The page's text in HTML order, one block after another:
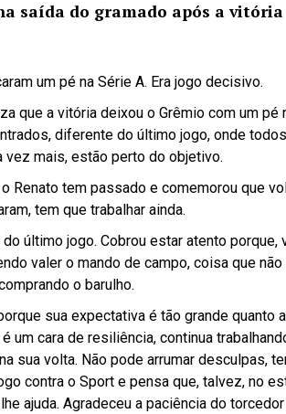
saída do gramado após a
um pé na Série A. Era jogo decisivo.
que a vitória deixou o Grêmio com um pé
diferente do último jogo, onde
vez mais, estão perto do objetivo.
Renato tem passado e comemorou que
tem que trabalhar ainda.
último jogo. Cobrou estar atento porque,
valer o mando de campo, coisa que
o barulho.
sua expectativa é tão grande quanto
um cara de resiliência, continua
sua volta. Não pode arrumar desculpas,
contra o Sport e pensa que, talvez, no
ajuda. Agradeceu a paciência do